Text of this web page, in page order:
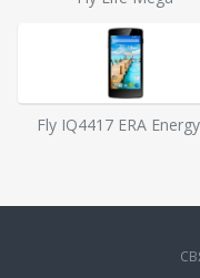
Fly IQ4417 ERA